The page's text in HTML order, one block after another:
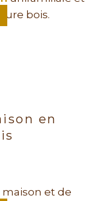
bois.
en
maison et de